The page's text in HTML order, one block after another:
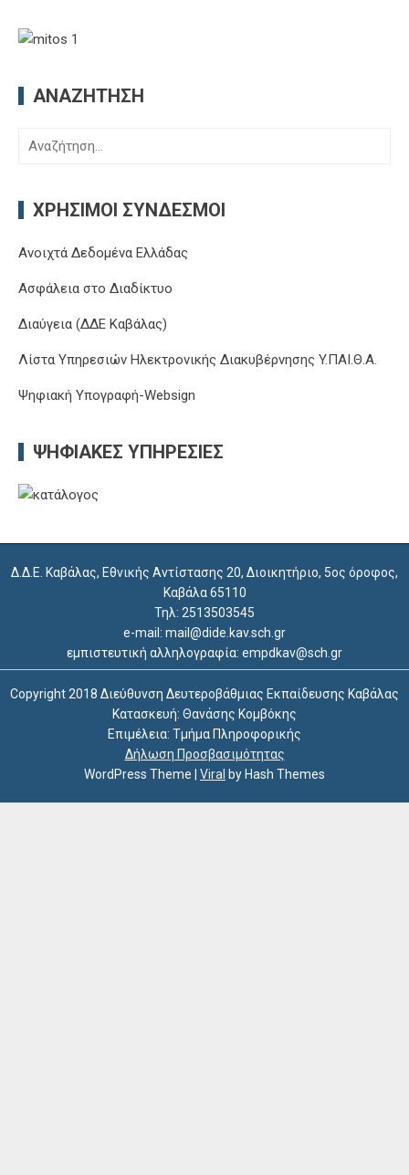
ΑΝΑΖΉΤΗΣΗ
Αναζήτηση
ΧΡΉΣΙΜΟΙ ΣΎΝΔΕΣΜΟΙ
Ανοιχτά Δεδομένα Ελλάδας
Ασφάλεια στο Διαδίκτυο
Διαύγεια (ΔΔΕ Καβάλας)
Λίστα Υπηρεσιών Ηλεκτρονικής Διακυβέρνησης Y.ΠΑΙ.Θ.Α.
Ψηφιακή Υπογραφή-Websign
ΨΗΦΙΑΚΈΣ ΥΠΗΡΕΣΊΕΣ
Δ.Δ.Ε. Καβάλας, Εθνικής Αντίστασης 20, Διοικητήριο, 5ος όροφος,
Καβάλα 65110
Τηλ: 2513503545
e-mail: mail@dide.kav.sch.gr
εμπιστευτική αλληλογραφία: empdkav@sch.gr
Copyright 2018 Διεύθυνση Δευτεροβάθμιας Εκπαίδευσης Καβάλας
Κατασκευή: Θανάσης Κομβόκης
Επιμέλεια: Τμήμα Πληροφορικής
Δήλωση Προσβασιμότητας
WordPress Theme
Viral by Hash Themes